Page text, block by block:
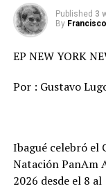
Conforme a las
agencias , la
el huracán María
Published 3
By Francisco
EP NEW YORK
Por : Gustavo
Ibagué celebró el
Natación PanAm
2026 desde el 8